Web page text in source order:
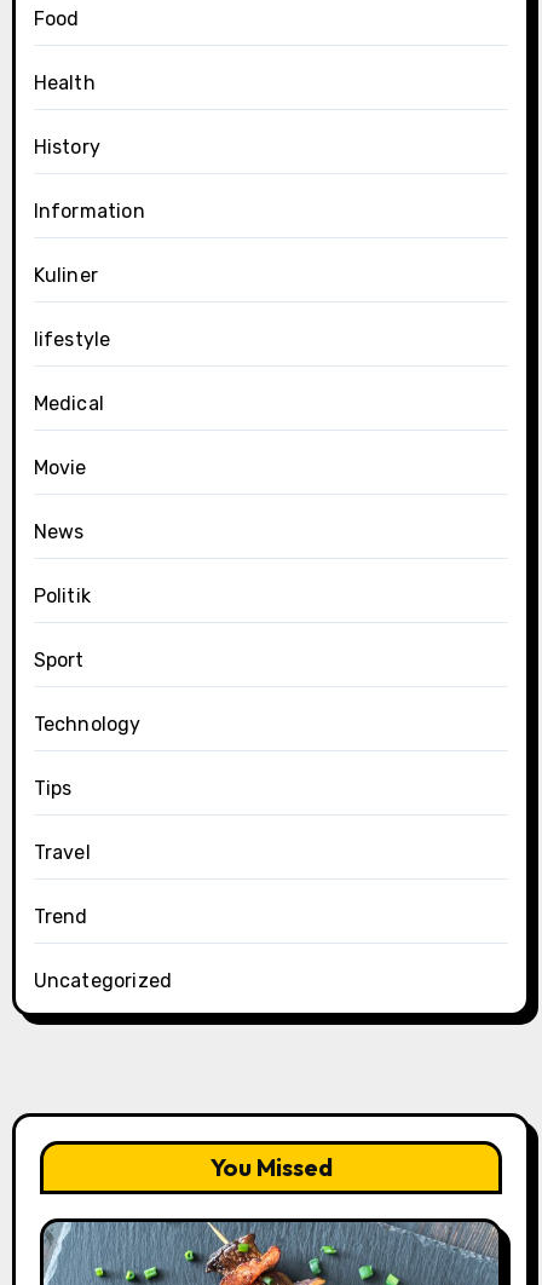
Food
Health
History
Information
Kuliner
lifestyle
Medical
Movie
News
Politik
Sport
Technology
Tips
Travel
Trend
Uncategorized
You Missed